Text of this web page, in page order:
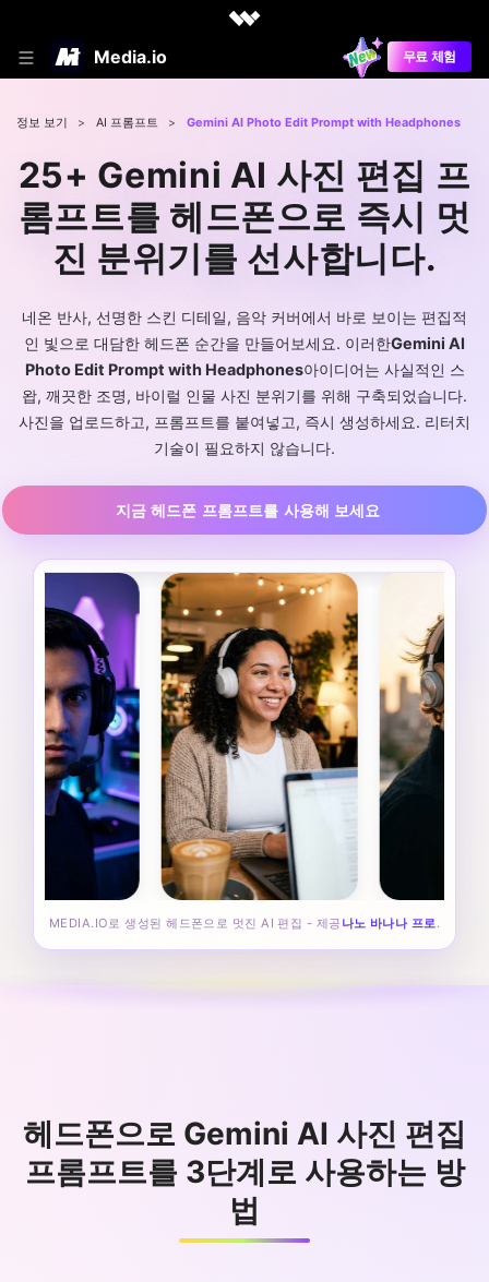
Media.io 무료 체험
정보 보기 > AI 프롬프트 > Gemini AI Photo Edit Prompt with Headphones
25+ Gemini AI 사진 편집 프
롬프트를 헤드폰으로 즉시 멋
진 분위기를 선사합니다.
네온 반사, 선명한 스킨 디테일, 음악 커버에서 바로 보이는 편집적
인 빛으로 대담한 헤드폰 순간을 만들어보세요. 이러한Gemini AI
Photo Edit Prompt with Headphones아이디어는 사실적인 스
왑, 깨끗한 조명, 바이럴 인물 사진 분위기를 위해 구축되었습니다.
사진을 업로드하고, 프롬프트를 붙여넣고, 즉시 생성하세요. 리터치
기술이 필요하지 않습니다.
지금 헤드폰 프롬프트를 사용해 보세요
MEDIA.IO로 생성된 헤드폰으로 멋진 AI 편집 - 제공 나노 바나나 프로.
헤드폰으로 Gemini AI 사진 편집
프롬프트를 3단계로 사용하는 방
법